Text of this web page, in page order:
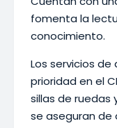
fomenta la
conocimiento.
Los servicios
prioridad en el
sillas de
se aseguran de